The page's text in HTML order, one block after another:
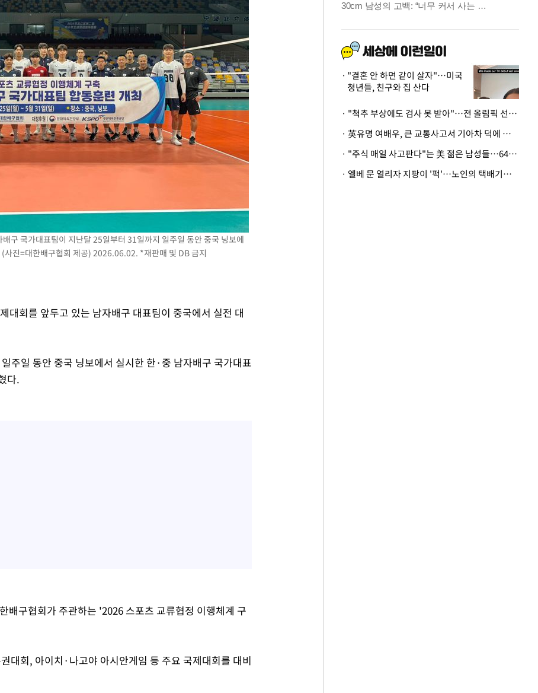
원해 아
[다음주
다"
려 죄송"
구 국가대표팀이 지난달 25일부터 31일까지 일주일 동안 중국 닝보에
사진=대한배구협회 제공) 2026.06.02. *재판매 및 DB 금지
대회를 앞두고 있는 남자배구 대표팀이 중국에서 실전 대
주일 동안 중국 닝보에서 실시한 한·중 남자배구 국가대표
다.
배구협회가 주관하는 '2026 스포츠 교류협정 이행체계 구
대회, 아이치·나고야 아시안게임 등 주요 국제대회를 대비
"결혼 안 하면 같이 살자"…미국
청년들, 친구와 집 산다
· "척추 부상에도 검사 못 받아"…전 올림픽 선수, 美봅슬레이협회 상대 소송
· 英유명 여배우, 큰 교통사고서 기아차 덕에 살았다
· "주식 매일 사고판다"는 美 젊은 남성들…64%가 "나는 인생의 패배자“
· 엘베 문 열리자 지팡이 '퍽'…노인의 택배기사 폭행 이유